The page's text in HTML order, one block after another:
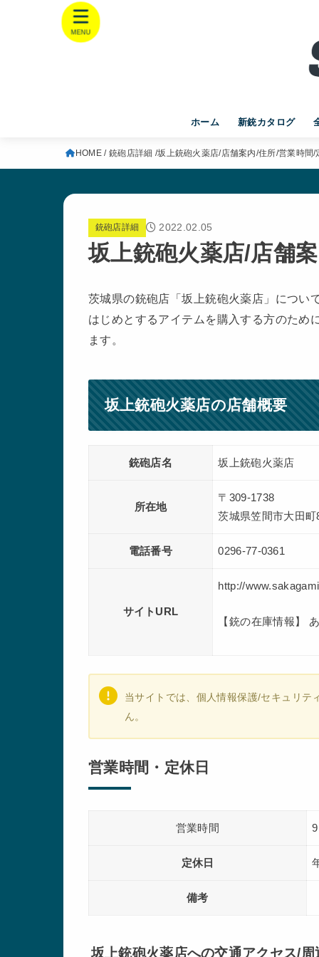
ホーム 新銃カタログ
MENU
HOME 銃砲店詳細 坂上銃砲火薬店/店舗案内/住所/営業時間/
銃砲店詳細 2022.02.05
坂上銃砲火薬店/店舗
茨城県の銃砲店「坂上銃砲火薬店」につい
はじめとするアイテムを購入する方のため
ます。
坂上銃砲火薬店の店舗概要
銃砲店名 坂上銃砲火薬店
所在地
〒309-1738
茨城県笠間市大田町
電話番号 0296-77-0361
サイトURL
http://
【銃の在庫情報】
当サイトでは、個人情報保護/セキュリテ
ん。
営業時間・定休日
営業時間
定休日
備考
坂上銃砲火薬店への交通アクセス/周